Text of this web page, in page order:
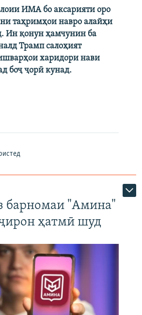
ИМА бо аксарияти оро
таҳримҳои навро алайҳи
Ин қонун ҳамчунин ба
Трамп салоҳият
харидори нави
боҷ ҷорӣ кунад.
барномаи "Амина"
ҳатмӣ шуд